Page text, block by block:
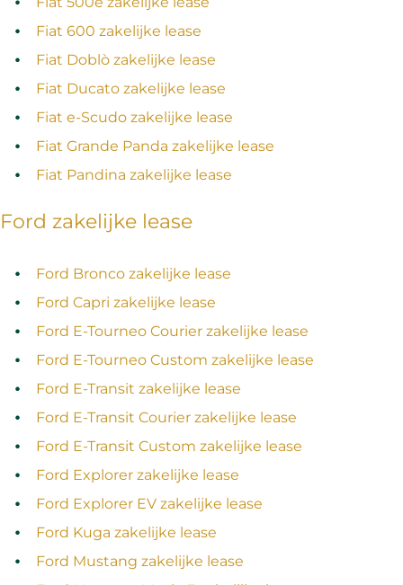
Fiat 600 zakelijke lease
Fiat Doblò zakelijke lease
Fiat Ducato zakelijke lease
Fiat e-Scudo zakelijke lease
Fiat Grande Panda zakelijke lease
Fiat Pandina zakelijke lease
Ford zakelijke lease
Ford Bronco zakelijke lease
Ford Capri zakelijke lease
Ford E‑Tourneo Courier zakelijke lease
Ford E‑Tourneo Custom zakelijke lease
Ford E‑Transit zakelijke lease
Ford E‑Transit Courier zakelijke lease
Ford E‑Transit Custom zakelijke lease
Ford Explorer zakelijke lease
Ford Explorer EV zakelijke lease
Ford Kuga zakelijke lease
Ford Mustang zakelijke lease